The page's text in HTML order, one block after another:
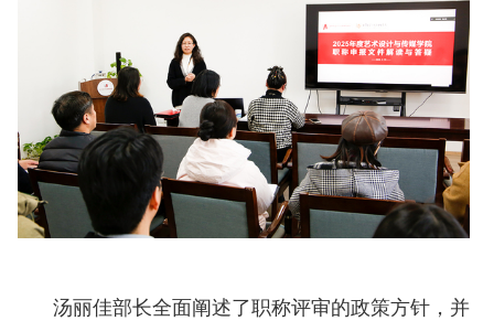
汤丽佳部长全面阐述了职称评审的政策方针，并